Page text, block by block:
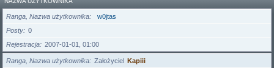
Ranga, Nazwa użytkownika
w0jtas
Posty
0
Rejestracja
2007-01-01, 01:00
Ranga, Nazwa użytkownika Założyciel Kapiii